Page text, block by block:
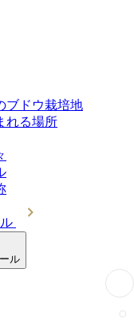
ブドウ栽培地
れる場所
ル